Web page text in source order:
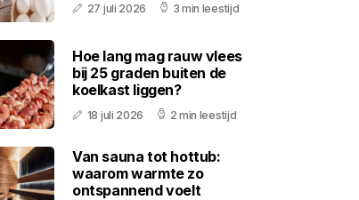
27 juli 2026 3 min leestijd
Hoe lang mag rauw vlees
bij 25 graden buiten de
koelkast liggen?
18 juli 2026 2 min leestijd
Van sauna tot hottub:
waarom warmte zo
ontspannend voelt